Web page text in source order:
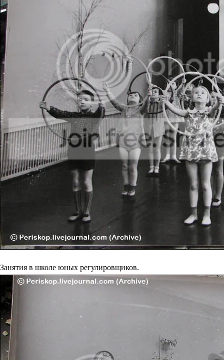
Занятия в школе юных регулировщиков.